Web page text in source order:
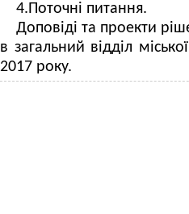
4.Поточні питання.
Доповіді та проекти
в загальний відділ
2017 року.